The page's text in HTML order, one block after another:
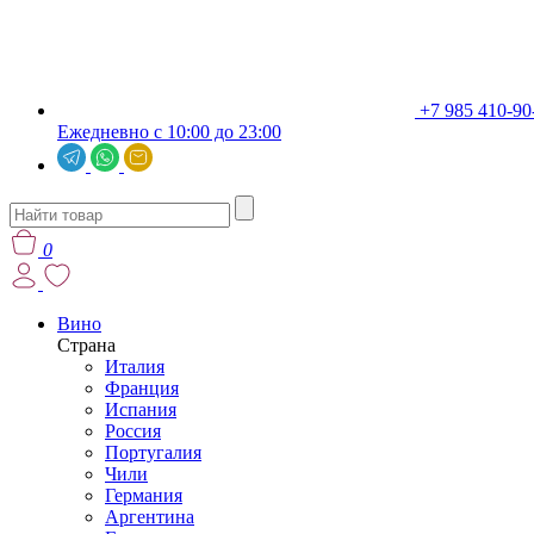
+7 985 410-
Ежедневно с 10:00 до 23:00
0
Вино
Страна
Италия
Франция
Испания
Россия
Португалия
Чили
Германия
Аргентина